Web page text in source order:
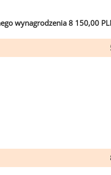
wynagrodzenia 8 150,00